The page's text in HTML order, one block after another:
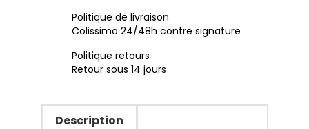
Politique de livraison
Colissimo 24/48h contre signature
Politique retours
Retour sous 14 jours
Description